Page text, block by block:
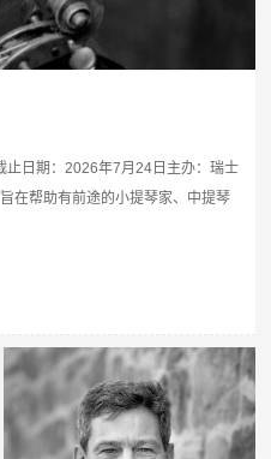
止日期：2026年7月24日主办：瑞士
在帮助有前途的小提琴家、中提琴